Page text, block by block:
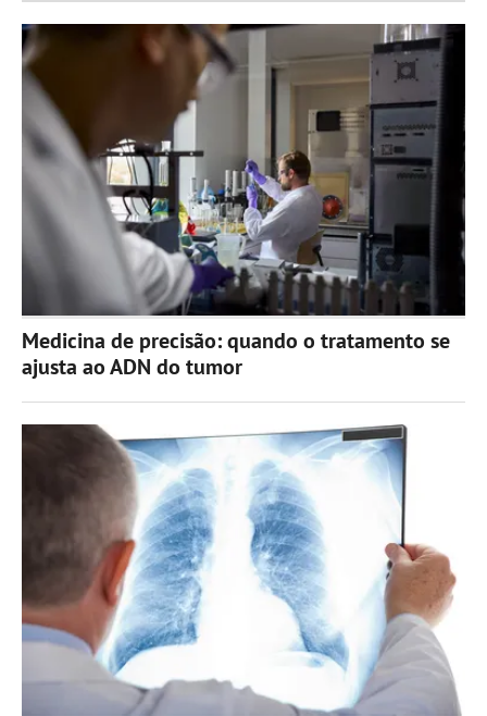
Medicina de precisão: quando o tratamento se
ajusta ao ADN do tumor